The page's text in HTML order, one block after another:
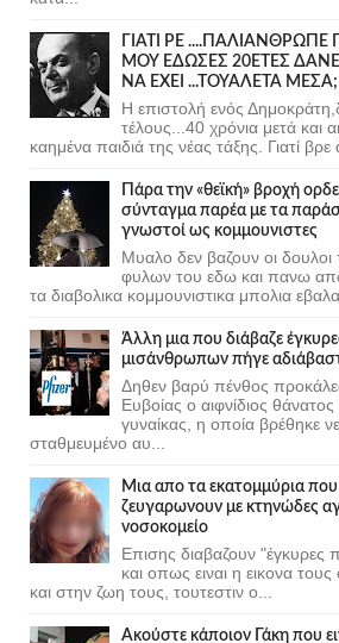
ΓΙΑΤΙ ΡΕ
ΜΟΥ ΕΔΩΣΕΣ 20ΕΤΕΣ
ΝΑ ΕΧΕΙ ...ΤΟΥΑΛΕΤΑ ΜΕΣΑ;
Η επιστολή ενός
τέλους...40 χρόνια μετά και
καημένα παιδιά της νέας τάξης. Γιατί βρε
Πάρα την «θεϊκή» βροχή
σύνταγμα παρέα με τα
γνωστοί ως κομμουνιστες
Μυαλο δεν βαζουν οι δουλοι
φυλων του εδω και πανω
τα διαβολικα κομμουνιστικα μπολια
Άλλη μια που διάβαζε
μισάνθρωπων πήγε
Δηθεν βαρύ πένθος
Ευβοίας ο αιφνίδιος
γυναίκας, η οποία βρέθηκε
σταθμευμένο αυ...
Μια απο τα εκατομμύρια που
ζευγαρωνουν με κτηνώδες
νοσοκομείο
Επισης διαβαζουν
και οπως ειναι η εικονα τους
και στην ζωη τους, τουτεστιν ο...
Ακούστε κάποιον Γάκη που